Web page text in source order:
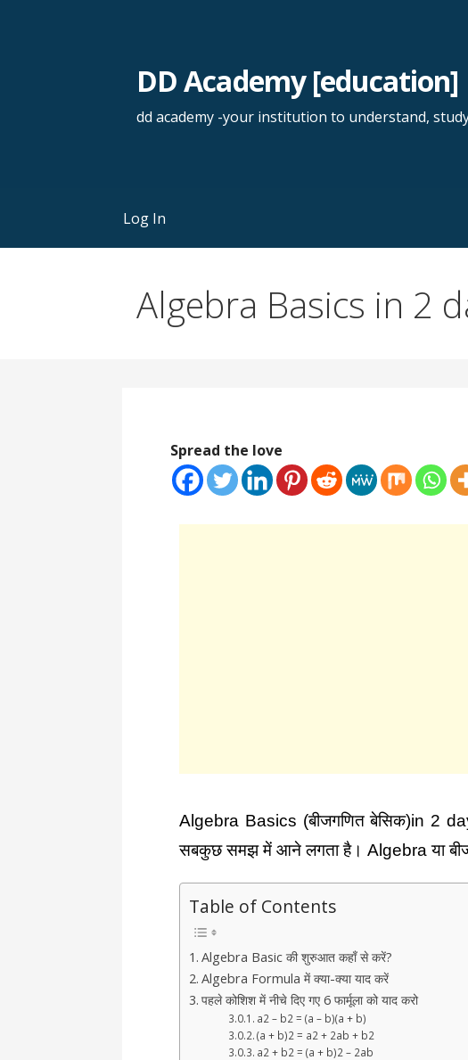
DD Academy [education]
dd academy -your institution to understand,
Log In
Algebra Basics in 2
Spread the love
Algebra Basics (बीजगणित बेसिक)in 2
सबकुछ समझ में आने लगता है। Algebra या
Table of Contents
Algebra Basic की शुरुआत कहाँ से करें?
Algebra Formula में क्या-क्या याद करें
पहले कोशिश में नीचे दिए गए 6 फार्मूला को याद करो
a2 – b2 = (a – b)(a + b)
(a + b)2 = a2 + 2ab + b2
a2 + b2 = (a + b)2 – 2ab